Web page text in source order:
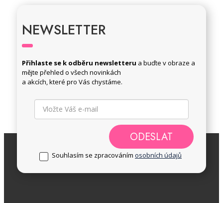
NEWSLETTER
Přihlaste se k odběru newsletteru a buďte v obraze a
mějte přehled o všech novinkách
a akcích, které pro Vás chystáme.
ODESLAT
Souhlasím se zpracováním osobních údajů